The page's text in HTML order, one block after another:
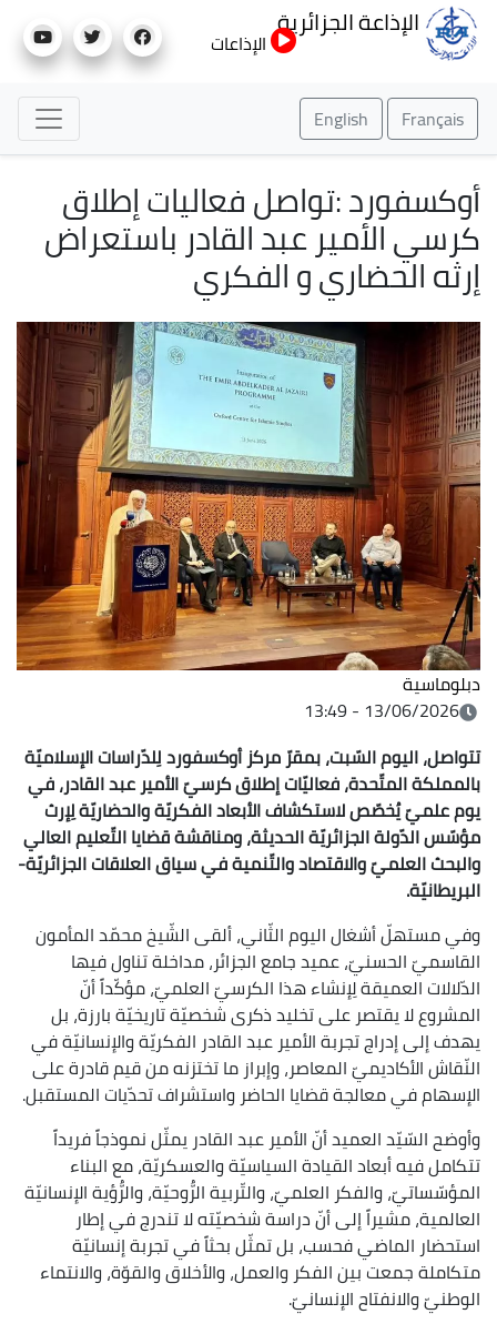
إلى
الإذاعة الجزائرية
الإذاعات
Français
English
أوكسفورد :تواصل فعاليات إطلاق
كرسي الأمير عبد القادر باستعراض
إرثه الحضاري و الفكري
دبلوماسية
13/06/2026 - 13:49
تتواصل، اليوم السّبت، بمقرّ مركز أوكسفورد لِلدّراسات الإسلاميّة
بالمملكة المتّحدة، فعاليّات إطلاق كرسيّ الأمير عبد القادر، في
يوم علميّ يُخصّص لاستكشاف الأبعاد الفكريّة والحضاريّة لِإرث
مؤسّس الدّولة الجزائريّة الحديثة، ومناقشة قضايا التّعليم العالي
والبحث العلميّ والاقتصاد والتّنمية في سياق العلاقات الجزائريّة-
البريطانيّة.
وفي مستهلّ أشغال اليوم الثّاني، ألقى الشّيخ محمّد المأمون
القاسميّ الحسنيّ، عميد جامع الجزائر، مداخلة تناول فيها
الدّلالات العميقة لِإنشاء هذا الكرسيّ العلميّ، مؤكّداً أنّ
المشروع لا يقتصر على تخليد ذكرى شخصيّة تاريخيّة بارزة، بل
يهدف إلى إدراج تجربة الأمير عبد القادر الفكريّة والإنسانيّة في
النّقاش الأكاديميّ المعاصر، وإبراز ما تختزنه من قيم قادرة على
الإسهام في معالجة قضايا الحاضر واستشراف تحدّيات المستقبل.
وأوضح السّيّد العميد أنّ الأمير عبد القادر يمثّل نموذجاً فريداً
تتكامل فيه أبعاد القيادة السياسيّة والعسكريّة، مع البناء
المؤسّساتيّ، والفكر العلميّ، والتّربية الرُّوحيّة، والرُّؤية الإنسانيّة
العالمية، مشيراً إلى أنّ دراسة شخصيّته لا تندرج في إطار
استحضار الماضي فحسب، بل تمثّل بحثاً في تجربة إنسانيّة
متكاملة جمعت بين الفكر والعمل، والأخلاق والقوّة، والانتماء
الوطنيّ والانفتاح الإنسانيّ.